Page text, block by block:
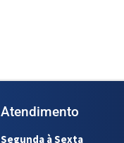
Atendimento
Segunda à Sexta